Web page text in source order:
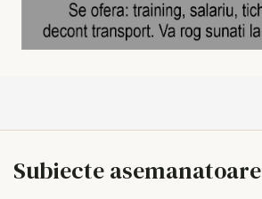
Subiecte asemanatoare